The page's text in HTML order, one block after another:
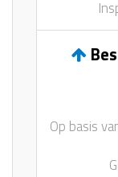
Op basis